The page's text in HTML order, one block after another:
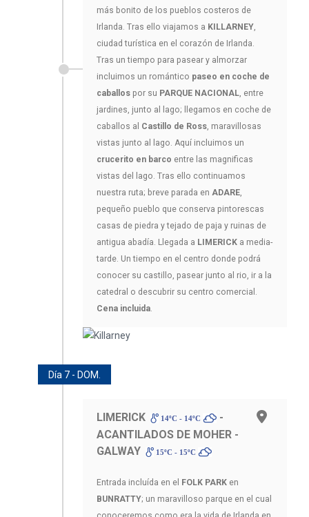
más bonito de los pueblos costeros de
Irlanda. Tras ello viajamos a KILLARNEY
ciudad turística en el corazón de Irlanda.
Tras un tiempo para pasear y almorzar
incluimos un romántico paseo en coche de
caballos por su PARQUE NACIONAL , entre
jardines, junto al lago; llegamos en coche de
caballos al Castillo de Ross , maravillosas
vistas junto al lago. Aquí incluimos un
crucerito en barco entre las magnificas
vistas del lago. Tras ello continuamos
nuestra ruta; breve parada en ADARE
pequeño pueblo que conserva pintorescas
casas de piedra y tejado de paja y ruinas de
antigua abadía. Llegada a LIMERICK a media-
tarde. Un tiempo en el centro donde podrá
conocer su castillo, pasear junto al rio, ir a la
catedral o descubrir su centro comercial.
Cena incluida
Día 7 - DOM.
LIMERICK 14ºC - 14ºC
-
ACANTILADOS DE MOHER -
GALWAY
15ºC - 15ºC
Entrada incluída en el FOLK PARK en
BUNRATTY; un maravilloso parque en el cual